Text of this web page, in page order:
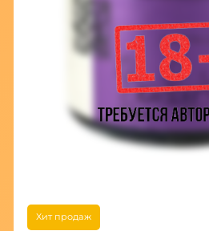
Хит продаж